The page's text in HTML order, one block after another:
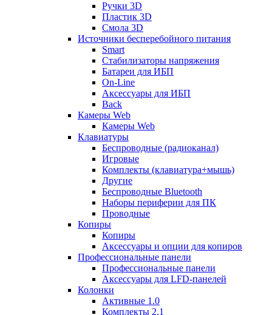
Ручки 3D
Пластик 3D
Смола 3D
Источники бесперебойного питания
Smart
Стабилизаторы напряжения
Батареи для ИБП
On-Line
Аксессуары для ИБП
Back
Камеры Web
Камеры Web
Клавиатуры
Беспроводные (радиоканал)
Игровые
Комплекты (клавиатура+мышь)
Другие
Беспроводные Bluetooth
Наборы периферии для ПК
Проводные
Копиры
Копиры
Аксессуары и опции для копиров
Профессиональные панели
Профессиональные панели
Аксессуары для LFD-панелей
Колонки
Активные 1.0
Комплекты 2.1